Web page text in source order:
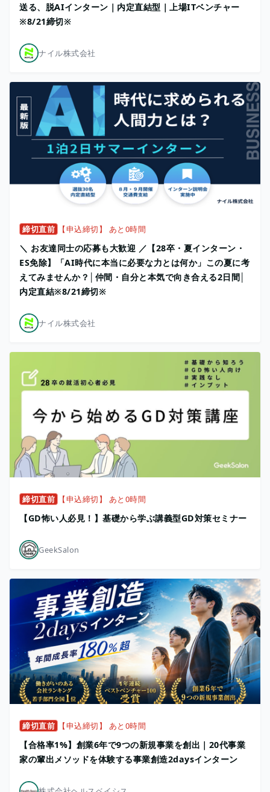
送る、脱AIインターン｜内定直結型｜上場ITベンチャー
※8/21締切※
ナイル株式会社
締切直前 【申込締切】 あと0時間
＼ お友達同士の応募も大歓迎 ／【28卒・夏インターン・
ES免除】「AI時代に本当に必要な力とは何か」この夏に考
えてみませんか？│仲間・自分と本気で向き合える2日間│
内定直結※8/21締切※
ナイル株式会社
締切直前 【申込締切】 あと0時間
【GD怖い人必見！】基礎から学ぶ講義型GD対策セミナー
GeekSalon
締切直前 【申込締切】 あと0時間
【合格率1%】創業6年で9つの新規事業を創出｜20代事業
家の輩出メソッドを体験する事業創造2daysインターン